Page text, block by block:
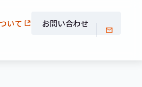
いて お問い合わせ